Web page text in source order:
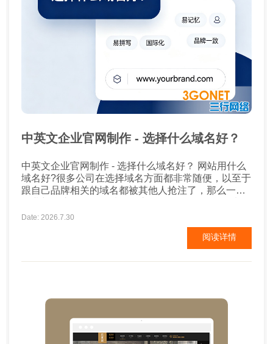
中英文企业官网制作 - 选择什么域名好？
中英文企业官网制作 - 选择什么域名好？ 网站用什么
域名好?很多公司在选择域名方面都非常随便，以至于
跟自己品牌相关的域名都被其他人抢注了，那么一家
企业名称拼音作为网站域名 这是命名域名的好方法。
互联网上的许多企业网站都使用这种方式，如海尔集
Date: 2026.7.30
阅读详情